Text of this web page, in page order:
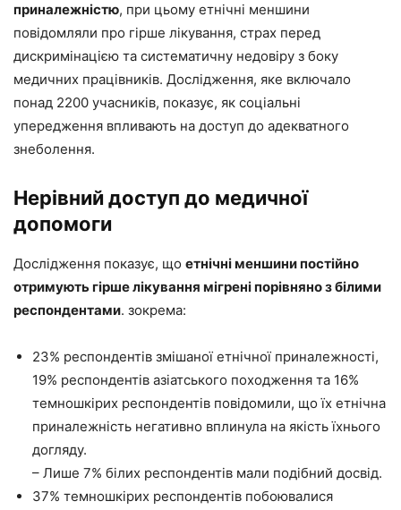
приналежністю, при цьому етнічні меншини
повідомляли про гірше лікування, страх перед
дискримінацією та систематичну недовіру з боку
медичних працівників. Дослідження, яке включало
понад 2200 учасників, показує, як соціальні
упередження впливають на доступ до адекватного
знеболення.
Нерівний доступ до медичної
допомоги
Дослідження показує, що етнічні меншини постійно
отримують гірше лікування мігрені порівняно з білими
респондентами. зокрема:
23% респондентів змішаної етнічної приналежності,
19% респондентів азіатського походження та 16%
темношкірих респондентів повідомили, що їх етнічна
приналежність негативно вплинула на якість їхнього
догляду.
– Лише 7% білих респондентів мали подібний досвід.
37% темношкірих респондентів побоювалися